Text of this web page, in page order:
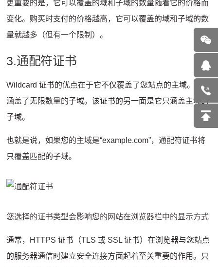
更重要的是，它可以覆盖的域和子域的数量随着它的价格而
变化。购买时支付的价格越高，它可以覆盖的域和子域的数
量就越多（但有一个限制）。
3.通配符证书
Wildcard 证书的优点在于它不仅覆盖了您站点的主域。它还
涵盖了无限数量的子域。该证书的另一面是它只涵盖主域的
子域。
也就是说，如果您的主域是“example.com”，通配符证书将
只覆盖匹配的子域。
您选择的证书类型会影响您的网站在浏览器栏中的显示方式
通常，HTTPS 证书（TLS 或 SSL 证书）在浏览器与您站点
的服务器通信时建立安全连接方面起着至关重要的作用。只